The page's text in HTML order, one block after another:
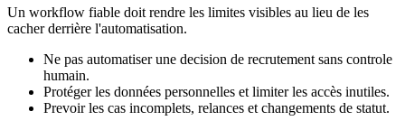
Un workflow fiable doit rendre les limites visibles au lieu de les
cacher derrière l'automatisation.
Ne pas automatiser une decision de recrutement sans controle
humain.
Protéger les données personnelles et limiter les accès inutiles.
Prevoir les cas incomplets, relances et changements de statut.